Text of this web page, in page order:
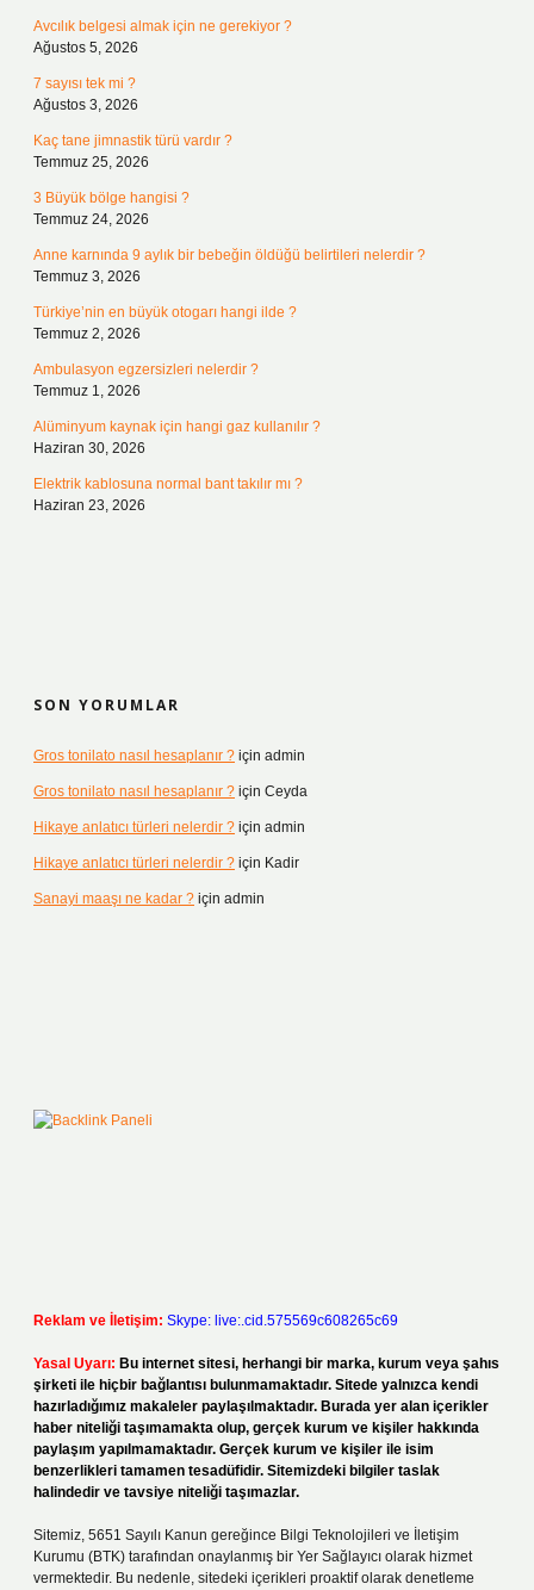
Avcılık belgesi almak için ne gerekiyor ?
Ağustos 5, 2026
7 sayısı tek mi ?
Ağustos 3, 2026
Kaç tane jimnastik türü vardır ?
Temmuz 25, 2026
3 Büyük bölge hangisi ?
Temmuz 24, 2026
Anne karnında 9 aylık bir bebeğin öldüğü belirtileri nelerdir ?
Temmuz 3, 2026
Türkiye’nin en büyük otogarı hangi ilde ?
Temmuz 2, 2026
Ambulasyon egzersizleri nelerdir ?
Temmuz 1, 2026
Alüminyum kaynak için hangi gaz kullanılır ?
Haziran 30, 2026
Elektrik kablosuna normal bant takılır mı ?
Haziran 23, 2026
SON YORUMLAR
Gros tonilato nasıl hesaplanır ? için admin
Gros tonilato nasıl hesaplanır ? için Ceyda
Hikaye anlatıcı türleri nelerdir ? için admin
Hikaye anlatıcı türleri nelerdir ? için Kadir
Sanayi maaşı ne kadar ? için admin
Reklam ve İletişim: Skype: live:.cid.575569c608265c69
Yasal Uyarı: Bu internet sitesi, herhangi bir marka, kurum veya şahıs
şirketi ile hiçbir bağlantısı bulunmamaktadır. Sitede yalnızca kendi
hazırladığımız makaleler paylaşılmaktadır. Burada yer alan içerikler
haber niteliği taşımamakta olup, gerçek kurum ve kişiler hakkında
paylaşım yapılmamaktadır. Gerçek kurum ve kişiler ile isim
benzerlikleri tamamen tesadüfidir. Sitemizdeki bilgiler taslak
halindedir ve tavsiye niteliği taşımazlar.
Sitemiz, 5651 Sayılı Kanun gereğince Bilgi Teknolojileri ve İletişim
Kurumu (BTK) tarafından onaylanmış bir Yer Sağlayıcı olarak hizmet
vermektedir. Bu nedenle, sitedeki içerikleri proaktif olarak denetleme